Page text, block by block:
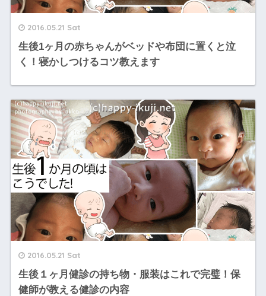
2016.05.21 Sat
生後1ヶ月の赤ちゃんがベッドや布団に置くと泣
く！寝かしつけるコツ教えます
2016.05.21 Sat
生後１ヶ月健診の持ち物・服装はこれで完璧！保
健師が教える健診の内容